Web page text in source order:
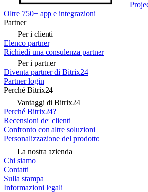
Oltre 750+ app e integrazioni
Partner
Per i clienti
Elenco partner
Richiedi una consulenza partner
Per i partner
Diventa partner di Bitrix24
Partner login
Perché Bitrix24
Vantaggi di Bitrix24
Perché Bitrix24?
Recensioni dei clienti
Confronto con altre soluzioni
Personalizzazione del prodotto
La nostra azienda
Chi siamo
Contatti
Sulla stampa
Informazioni legali